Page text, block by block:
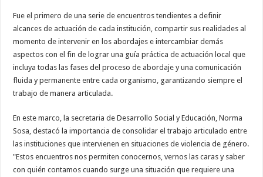
Fue el primero de una serie de encuentros tendientes a definir
alcances de actuación de cada institución, compartir sus realidades al
momento de intervenir en los abordajes e intercambiar demás
aspectos con el fin de lograr una guía práctica de actuación local que
incluya todas las fases del proceso de abordaje y una comunicación
fluida y permanente entre cada organismo, garantizando siempre el
trabajo de manera articulada.
En este marco, la secretaria de Desarrollo Social y Educación, Norma
Sosa, destacó la importancia de consolidar el trabajo articulado entre
las instituciones que intervienen en situaciones de violencia de género.
"Estos encuentros nos permiten conocernos, vernos las caras y saber
con quién contamos cuando surge una situación que requiere una